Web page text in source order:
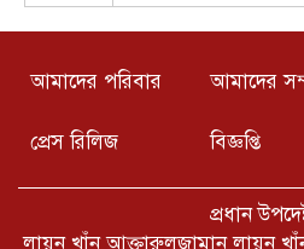
সারাদেশে
ষড়যন্ত্রের
নিরপরাধ
৫ আগষ্ট
উপলক্ষে
মাহফিল
আমাদের পরিবার আমাদের
প্রেস রিলিজ বিজ্ঞপ্তি
প্রধান
লায়ন খাঁন আক্তারুলজামান লায়ন